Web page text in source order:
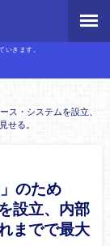
いきます。
ス・システムを設立、
せる。
のため
設立、内部
までで最大